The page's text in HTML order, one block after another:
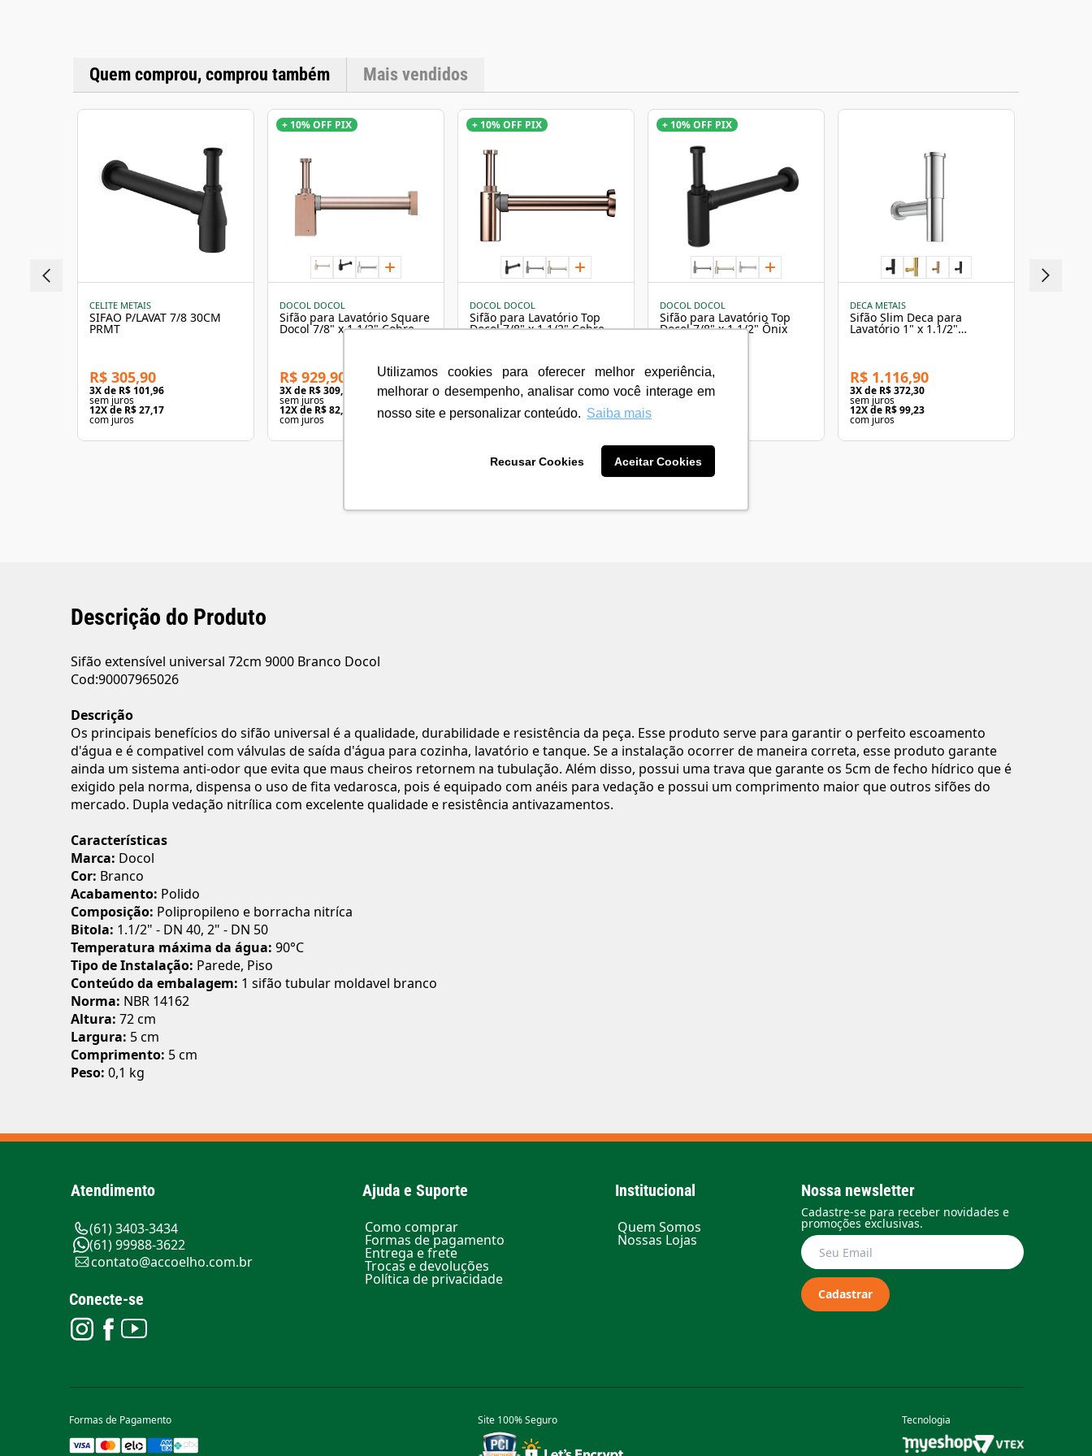
Utilizamos cookies para oferecer melhor experiência,
melhorar o desempenho, analisar como você interage em
nosso site e personalizar conteúdo. Saiba mais
Recusar Cookies Aceitar Cookies
Quem comprou, comprou também Mais vendidos
CELITE METAIS
SIFAO P/LAVAT 7/8 30CM
PRMT
R$ 305,90
3X de R$ 101,96
sem juros
12X de R$ 27,17
com juros
DOCOL DOCOL
Sifão para Lavatório Square
Docol 7/8" x 1.1/2" Cobre
R$ 929,90
3X de R$ 309,96
sem juros
12X de R$ 82,62
com juros
+ 10% OFF PIX
DOCOL DOCOL
Sifão para Lavatório Top
Docol 7/8" x 1.1/2" Cobre
R$ 502,90
3X deR$ 167,63
sem juros
12X deR$ 44,68
com juros
+ 10% OFF PIX
DOCOL DOCOL
Sifão para Lavatório Top
Docol 7/8" x 1.1/2" Ônix
R$ 652,90
3X deR$ 217,63
sem juros
+ 10% OFF PIX
DECA METAIS
Sifão Slim Deca para
Lavatório 1" x 1.1/2"
R$ 1.116,90
3X de R$ 372,30
sem juros
12X de R$ 99,23
com juros
Descrição do Produto
Sifão extensível universal 72cm 9000 Branco Docol
Cod:90007965026
Descrição
Os principais benefícios do sifão universal é a qualidade, durabilidade e resistência da peça. Esse produto serve para garantir o perfeito escoamento
d'água e é compativel com válvulas de saída d'água para cozinha, lavatório e tanque. Se a instalação ocorrer de maneira correta, esse produto garante
ainda um sistema anti-odor que evita que maus cheiros retornem na tubulação. Além disso, possui uma trava que garante os 5cm de fecho hídrico que é
exigido pela norma, dispensa o uso de fita vedarosca, pois é equipado com anéis para vedação e possui um comprimento maior que outros sifões do
mercado. Dupla vedação nitrílica com excelente qualidade e resistência antivazamentos.
Características
Marca: Docol
Cor: Branco
Acabamento: Polido
Composição: Polipropileno e borracha nitríca
Bitola: 1.1/2" - DN 40, 2" - DN 50
Temperatura máxima da água: 90°C
Tipo de Instalação: Parede, Piso
Conteúdo da embalagem: 1 sifão tubular moldavel branco
Norma: NBR 14162
Altura: 72 cm
Largura: 5 cm
Comprimento: 5 cm
Peso: 0,1 kg
Atendimento
(61) 3403-3434
(61) 99988-3622
contato@accoelho.com.br
Conecte-se
Ajuda e Suporte
Como comprar
Formas de pagamento
Entrega e frete
Trocas e devoluções
Política de privacidade
Institucional
Quem Somos
Nossas Lojas
Nossa newsletter
Cadastre-se para receber novidades e
promoções exclusivas.
Cadastrar
Formas de Pagamento Site 100% Seguro Tecnologia